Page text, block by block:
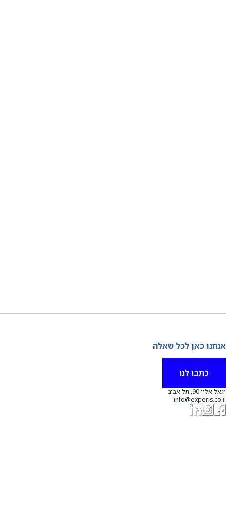
אנחנו כאן לכל שאלה
כתבו לנו
יגאל אלון 90, תל אביב
info@experis.co.il